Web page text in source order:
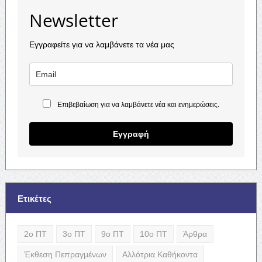
Newsletter
Εγγραφείτε για να λαμβάνετε τα νέα μας
Επιβεβαίωση για να λαμβάνετε νέα και ενημερώσεις.
Εγγραφή
Ετικέτες
2ο ΠΤ 3ο ΠΤ 9ο ΠΤ 10ο ΠΤ Άρθρα
Έκθεση Πεπραγμένων Αλλότρια Καθήκοντα